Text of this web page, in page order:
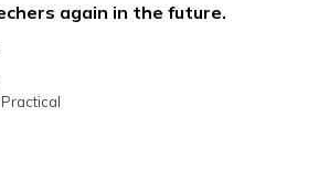
again in the future.
Practical